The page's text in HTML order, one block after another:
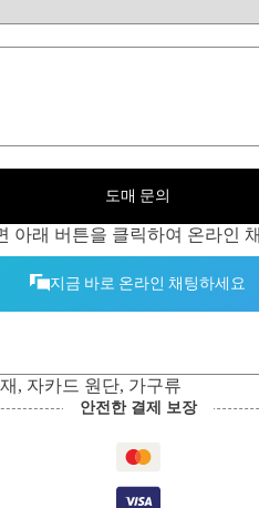
도매 문의
아래 버튼을 클릭하여 온라인
지금 바로 온라인 채팅하세요
, 자카드 원단, 가구류
안전한 결제 보장